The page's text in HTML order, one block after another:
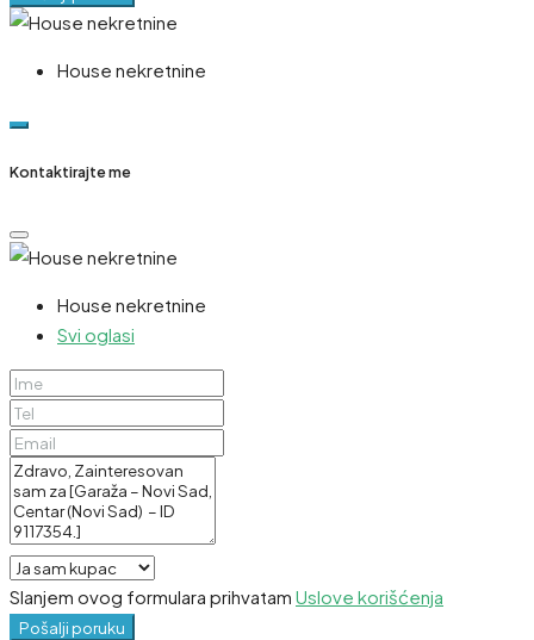
House nekretnine
Kontaktirajte me
House nekretnine
Svi oglasi
Slanjem ovog formulara prihvatam Uslove korišćenja
Pošalji poruku